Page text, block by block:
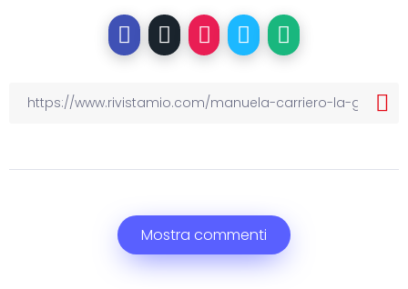
Mostra commenti